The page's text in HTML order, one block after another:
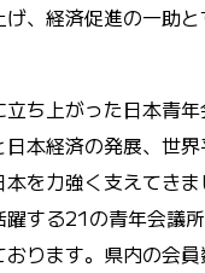
げ、経済促進の一助
ち上がった日本青年
本経済の発展、世
を力強く支えてき
躍する21の青年会議
ります。県内の会